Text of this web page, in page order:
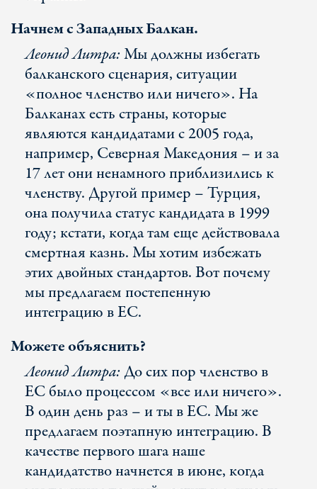
Начнем с Западных Балкан.
Леонид Литра:Мы должны избегать
балканского сценария, ситуации
«полное членство или ничего». На
Балканах есть страны, которые
являются кандидатами с 2005 года,
например, Северная Македония – и за
17 лет они ненамного приблизились к
членству. Другой пример – Турция,
она получила статус кандидата в 1999
году; кстати, когда там еще действовала
смертная казнь. Мы хотим избежать
этих двойных стандартов. Вот почему
мы предлагаем постепенную
интеграцию в ЕС.
Можете объяснить?
Леонид Литра:До сих пор членство в
ЕС было процессом «все или ничего».
В один день раз – и ты в ЕС. Мы же
предлагаем поэтапную интеграцию. В
качестве первого шага наше
кандидатство начнется в июне, когда